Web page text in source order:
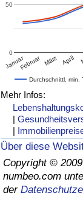
Durchschnittl. min.
JanuarFebruar März April
0
50
Mehr Infos:
|
|
Über diese
Copyright ©
numbeo.com
der